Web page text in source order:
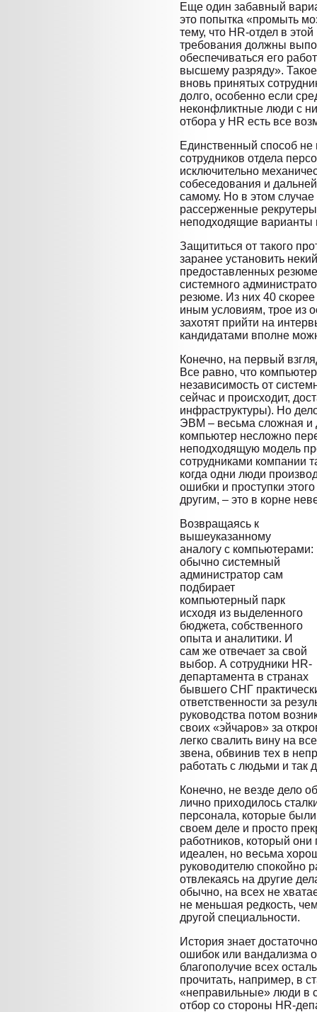
Еще один забавный
это попытка «промыть
тему, что HR-отдел в
требования должны
обеспечиваться его
высшему разряду».
вновь принятых
долго, особенно если
неконфликтные люди с
отбора у HR есть все
Единственный способ не
сотрудников отдела
исключительно
собеседования и
самому. Но в этом случае
рассерженные
неподходящие варианты
Защититься от такого
заранее установить
предоставленных
системного
резюме. Из них 40
иным условиям, трое из
захотят прийти на
кандидатами вполне
Конечно, на первый
Все равно, что
независимость от
сейчас и происходит,
инфраструктуры). Но
ЭВМ – весьма сложная и
компьютер несложно
неподходящую модель
сотрудниками компании
когда одни люди
ошибки и проступки
другим, – это в корне
Возвращаясь к
вышеуказанному
аналогу с компьютерами:
обычно системный
администратор сам
подбирает
компьютерный парк
исходя из выделенного
бюджета, собственного
опыта и аналитики. И
сам же отвечает за свой
выбор. А сотрудники HR-
департамента в странах
бывшего СНГ
ответственности за
руководства потом
своих «эйчаров» за
легко свалить вину на
звена, обвинив тех в
работать с людьми и так
Конечно, не везде дело
лично приходилось
персонала, которые
своем деле и просто
работников, который
идеален, но весьма
руководителю спокойно
отвлекаясь на другие
обычно, на всех не
не меньшая редкость,
другой специальности.
История знает
ошибок или вандализма
благополучие всех
прочитать, например, в
«неправильные» люди в
отбор со стороны HR-